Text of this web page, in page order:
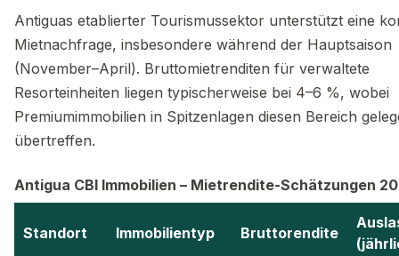
Antiguas etablierter Tourismussektor unterstützt eine
Mietnachfrage, insbesondere während der Hauptsaison
(November–April). Bruttomietrenditen für verwaltete
Resorteinheiten liegen typischerweise bei 4–6 %, wobei
Premiumimmobilien in Spitzenlagen diesen Bereich
übertreffen.
Antigua CBI Immobilien – Mietrendite-Schätzungen
Standort Immobilientyp Bruttorendite